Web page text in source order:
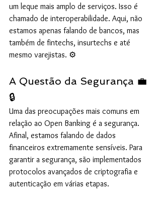
um leque mais amplo de serviços. Isso é
chamado de interoperabilidade. Aqui, não
estamos apenas falando de bancos, mas
também de fintechs, insurtechs e até
mesmo varejistas. ⚙️
A Questão da Segurança 💼
🔒
Uma das preocupações mais comuns em
relação ao Open Banking é a segurança.
Afinal, estamos falando de dados
financeiros extremamente sensíveis. Para
garantir a segurança, são implementados
protocolos avançados de criptografia e
autenticação em várias etapas.